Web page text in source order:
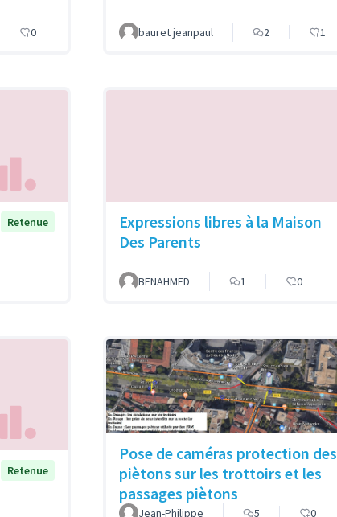
0 bauret jeanpaul 2 1
Retenue
Expressions libres à la Maison
Des Parents
BENAHMED 1 0
Retenue
Pose de caméras protection des
piètons sur les trottoirs et les
passages piètons
Jean-Philippe 5 0